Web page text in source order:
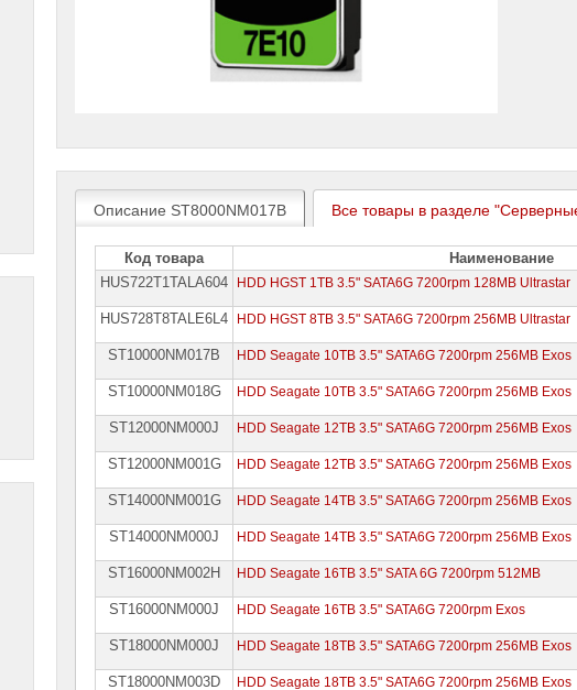
Описание ST8000NM017B Все товары в разделе
Код товара Наименование
HUS722T1TALA604
HDD HGST 1TB 3.5" SATA6G 7200rpm 128MB Ultrastar
HUS728T8TALE6L4 HDD HGST 8TB 3.5" SATA6G 7200rpm 256MB Ultrastar
ST10000NM017B HDD Seagate 10TB 3.5" SATA6G 7200rpm 256MB Exos
ST10000NM018G HDD Seagate 10TB 3.5" SATA6G 7200rpm 256MB Exos
ST12000NM000J HDD Seagate 12TB 3.5" SATA6G 7200rpm 256MB Exos
ST12000NM001G HDD Seagate 12TB 3.5" SATA6G 7200rpm 256MB Exos
ST14000NM001G HDD Seagate 14TB 3.5" SATA6G 7200rpm 256MB Exos
ST14000NM000J HDD Seagate 14TB 3.5" SATA6G 7200rpm 256MB Exos
ST16000NM002H HDD Seagate 16TB 3.5" SATA 6G 7200rpm 512MB
ST16000NM000J HDD Seagate 16TB 3.5" SATA6G 7200rpm Exos
ST18000NM000J HDD Seagate 18TB 3.5" SATA6G 7200rpm 256MB Exos
ST18000NM003D HDD Seagate 18TB 3.5" SATA6G 7200rpm 256MB Exos